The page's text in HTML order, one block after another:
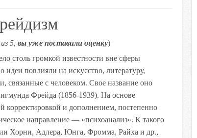
из 5, вы уже поставили оценку)
столь громкой известности вне сферы
идеи повлияли на искусство, литературу,
связанные с человеком. Свое название оно
Фрейда (1856-1939). На основе
корректировкой и дополнением, постепенно
направление — «психоанализ». К такого
Хорни, Адлера, Юнга, Фромма, Райха и др.,